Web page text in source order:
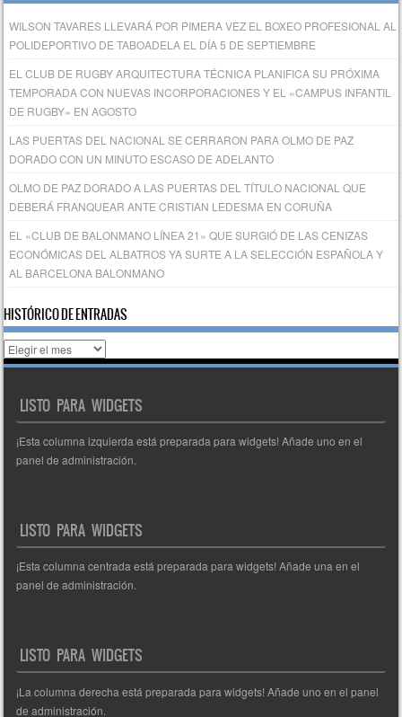
WILSON TAVARES LLEVARÁ POR PIMERA VEZ EL BOXEO PROFESIONAL AL
POLIDEPORTIVO DE TABOADELA EL DÍA 5 DE SEPTIEMBRE
EL CLUB DE RUGBY ARQUITECTURA TÉCNICA PLANIFICA SU PRÓXIMA
TEMPORADA CON NUEVAS INCORPORACIONES Y EL «CAMPUS INFANTIL
DE RUGBY» EN AGOSTO
LAS PUERTAS DEL NACIONAL SE CERRARON PARA OLMO DE PAZ
DORADO CON UN MINUTO ESCASO DE ADELANTO
OLMO DE PAZ DORADO A LAS PUERTAS DEL TÍTULO NACIONAL QUE
DEBERÁ FRANQUEAR ANTE CRISTIAN LEDESMA EN CORUÑA
EL «CLUB DE BALONMANO LÍNEA 21» QUE SURGIÓ DE LAS CENIZAS
ECONÓMICAS DEL ALBATROS YA SURTE A LA SELECCIÓN ESPAÑOLA Y
AL BARCELONA BALONMANO
HISTÓRICO DE ENTRADAS
Histórico
de
LISTO PARA WIDGETS
¡Esta columna izquierda está preparada para widgets! Añade uno en el
panel de administración.
LISTO PARA WIDGETS
¡Esta columna centrada está preparada para widgets! Añade una en el
panel de administración.
LISTO PARA WIDGETS
¡La columna derecha está preparada para widgets! Añade uno en el panel
de administración.